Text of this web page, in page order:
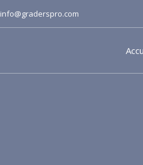
info@graderspro.com